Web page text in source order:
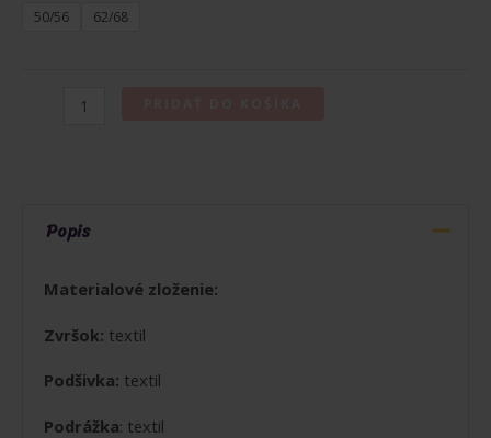
50/56 62/68
množstvo
WOOL
NIGHTS
Popis
Materialové zloženie:
Zvršok: textil
Podšivka: textil
Podrážka: textil